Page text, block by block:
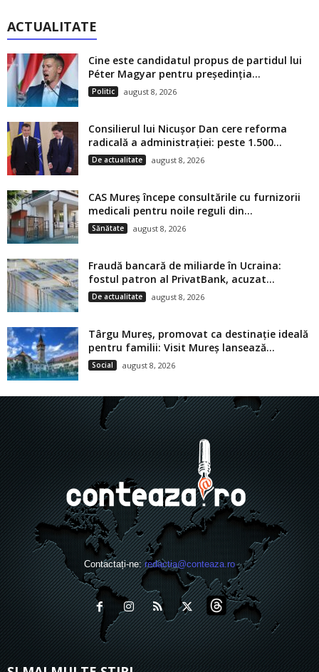
ACTUALITATE
Cine este candidatul propus de partidul lui
Péter Magyar pentru președinția...
Politic august 8, 2026
Consilierul lui Nicușor Dan cere reforma
radicală a administrației: peste 1.500...
De actualitate august 8, 2026
CAS Mureș începe consultările cu furnizorii
medicali pentru noile reguli din...
Sănătate august 8, 2026
Fraudă bancară de miliarde în Ucraina:
fostul patron al PrivatBank, acuzat...
De actualitate august 8, 2026
Târgu Mureș, promovat ca destinație ideală
pentru familii: Visit Mureș lansează...
Social august 8, 2026
Contactați-ne:redactia@conteaza.ro